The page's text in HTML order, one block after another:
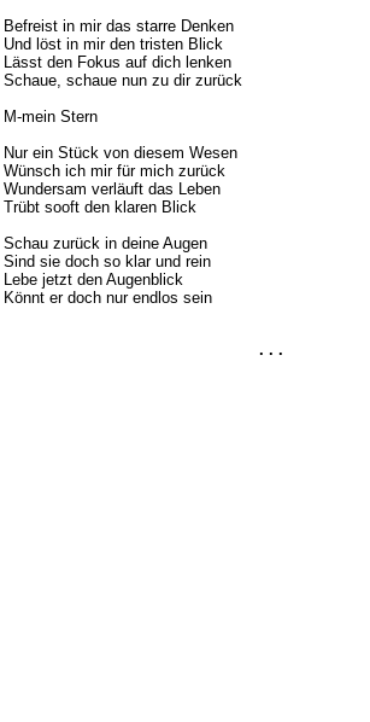
Befreist in mir das starre Denken
Und löst in mir den tristen Blick
Lässt den Fokus auf dich lenken
Schaue, schaue nun zu dir zurück
M-mein Stern
Nur ein Stück von diesem Wesen
Wünsch ich mir für mich zurück
Wundersam verläuft das Leben
Trübt sooft den klaren Blick
Schau zurück in deine Augen
Sind sie doch so klar und rein
Lebe jetzt den Augenblick
Könnt er doch nur endlos sein
. . .